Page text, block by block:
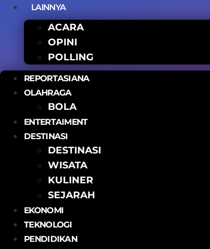
LAINNYA
ACARA
OPINI
POLLING
REPORTASIANA
OLAHRAGA
BOLA
ENTERTAIMENT
DESTINASI
DESTINASI
WISATA
KULINER
SEJARAH
EKONOMI
TEKNOLOGI
PENDIDIKAN